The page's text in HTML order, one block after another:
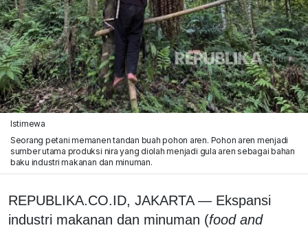
Istimewa
Seorang petani memanen tandan buah pohon aren. Pohon aren menjadi
sumber utama produksi nira yang diolah menjadi gula aren sebagai bahan
baku industri makanan dan minuman.
REPUBLIKA.CO.ID, JAKARTA — Ekspansi
industri makanan dan minuman (food and